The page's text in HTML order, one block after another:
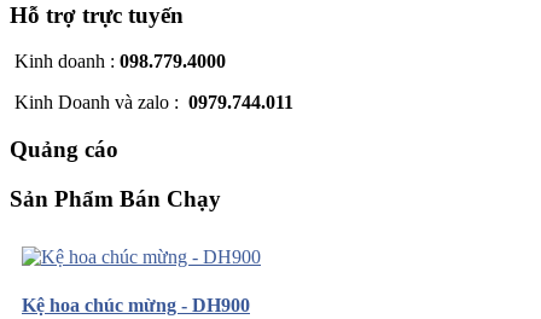
Hỗ trợ trực tuyến
Kinh doanh : 098.779.4000
Kinh Doanh và zalo : 0979.744.011
Quảng cáo
Sản Phẩm Bán Chạy
Kệ hoa chúc mừng - DH900